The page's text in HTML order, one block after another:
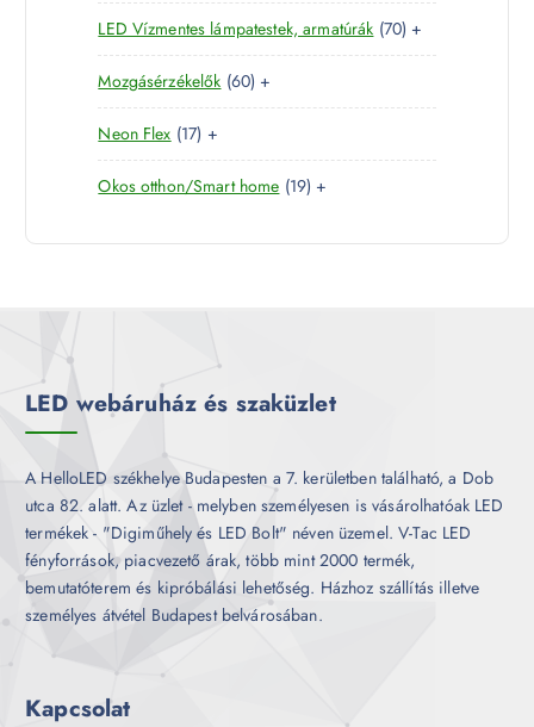
é
k
r
m
é
r
m
é
k
t
e
r
m
k
LED Vízmentes lámpatestek, armatúrák 707
0
e
m
+
Mozgásérzékelők 606
0
e
r
é
+
Neon Flex 171
7
t
r
+
Okos otthon/Smart home 191
t
+
LED webáruház és szaküzlet
A HelloLED székhelye Budapesten a 7. kerületben található, a Dob
utca 82. alatt. Az üzlet - melyben személyesen is vásárolhatóak LED
termékek - "Digiműhely és LED Bolt" néven üzemel. V-Tac LED
fényforrások, piacvezető árak, több mint 2000 termék,
bemutatóterem és kipróbálási lehetőség. Házhoz szállítás illetve
személyes átvétel Budapest belvárosában.
Kapcsolat